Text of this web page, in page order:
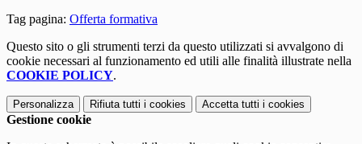
Tag pagina: Offerta formativa
Questo sito o gli strumenti terzi da questo utilizzati si avvalgono di
cookie necessari al funzionamento ed utili alle finalità illustrate nella
COOKIE POLICY.
Personalizza Rifiuta tutti i cookies Accetta tutti i cookies
Gestione cookie